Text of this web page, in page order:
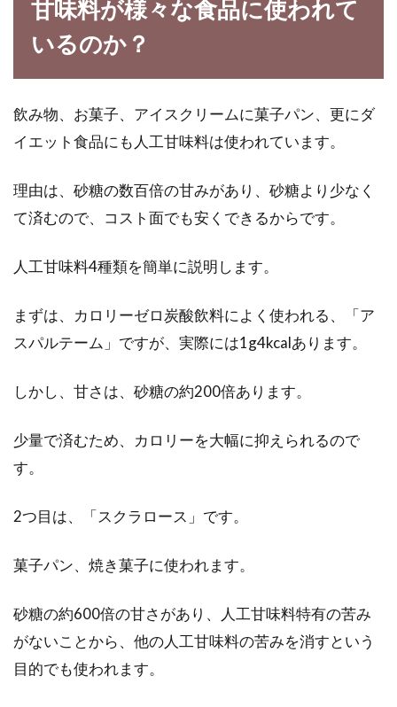
暑い日が続き、今年はいわゆる「酷暑」といわ
切にとら...
過食嘔吐の人が食事をブログに載せ
過食嘔吐の人が、ブログに食事を載せるのは、
などとい...
物への関心も高まっています。健康を保つため
食事改善でダイエット！アメリカで
甘味料が様々な食品に使われて
いるのか？
飲み物、お菓子、アイスクリームに菓子パン、更にダ
イエット食品にも人工甘味料は使われています。
理由は、砂糖の数百倍の甘みがあり、砂糖より少なく
て済むので、コスト面でも安くできるからです。
人工甘味料4種類を簡単に説明します。
まずは、カロリーゼロ炭酸飲料によく使われる、「ア
スパルテーム」ですが、実際には1g4kcalあります。
しかし、甘さは、砂糖の約200倍あります。
少量で済むため、カロリーを大幅に抑えられるので
す。
2つ目は、「スクラロース」です。
菓子パン、焼き菓子に使われます。
砂糖の約600倍の甘さがあり、人工甘味料特有の苦み
がないことから、他の人工甘味料の苦みを消すという
目的でも使われます。